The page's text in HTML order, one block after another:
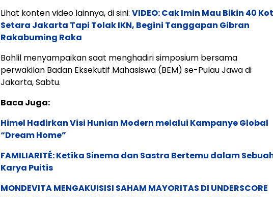
Lihat konten video lainnya, di sini: VIDEO: Cak Imin Mau Bikin 40
Setara Jakarta Tapi Tolak IKN, Begini Tanggapan Gibran
Rakabuming Raka
Bahlil menyampaikan saat menghadiri simposium bersama
perwakilan Badan Eksekutif Mahasiswa (BEM) se-Pulau Jawa di
Jakarta, Sabtu.
Baca Juga:
Himel Hadirkan Visi Hunian Modern melalui Kampanye Global
“Dream Home”
FAMILIARITÉ: Ketika Sinema dan Sastra Bertemu dalam
Karya Puitis
MONDEVITA MENGAKUISISI SAHAM MAYORITAS DI UNDERSCORE